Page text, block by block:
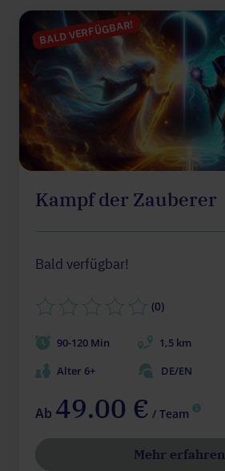
BALD VERFÜGBAR!
Kampf der Zauberer
Bald verfügbar!
(0)
90-120 Min 1,5 km
Alter 6+
DE/EN
Ab 49.00 € / Team
Mehr erfahren